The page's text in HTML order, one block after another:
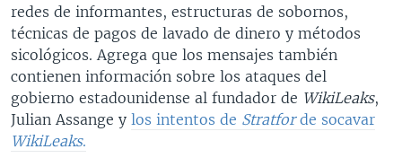
BRASIL
ENTRETENIMIENTO Y CULTURA
TECNOLOGÍA
DEPORTES
CIENCIA Y SALUD
VIDEOS
FOTOGRAFÍA
AUDIOS
PROGRAMAS TV
EL MUNDO AL DÍA
FORO INTERAMERICANO
VISIÓN 360
RADIO
AVANCE INFORMATIVO
AUDIONOTICIAS
DIRECT
DOCUMENTALES DE LA VOA
redes de informantes, estructuras de sobornos,
técnicas de pagos de lavado de dinero y métodos
sicológicos. Agrega que los mensajes también
contienen información sobre los ataques del
gobierno estadounidense al fundador de WikiLeaks,
Julian Assange y los intentos de Stratforde socavar
WikiLeaks.